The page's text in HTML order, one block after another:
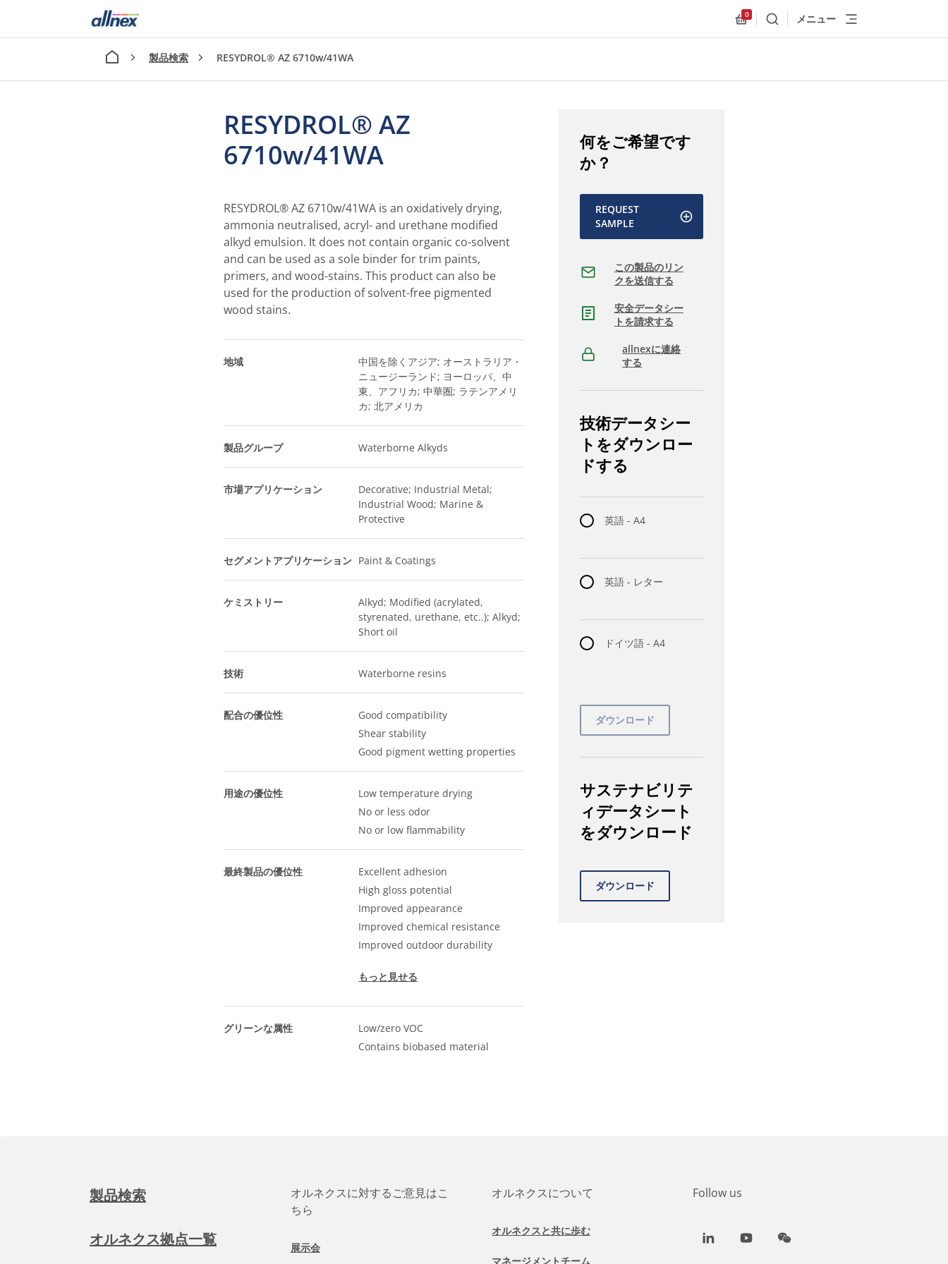
Allnex.GeneralResources.Cart
0
検索 メニュー
製品検索 RESYDROL® AZ 6710w/41WA
RESYDROL® AZ
6710w/41WA
RESYDROL® AZ 6710w/41WA is an oxidatively drying,
ammonia neutralised, acryl- and urethane modified
alkyd emulsion. It does not contain organic co-solvent
and can be used as a sole binder for trim paints,
primers, and wood-stains. This product can also be
used for the production of solvent-free pigmented
wood stains.
地域
中国を除くアジア; オーストラリア・
ニュージーランド; ヨーロッパ、中
東、アフリカ; 中華圏; ラテンアメリ
カ; 北アメリカ
製品グループ Waterborne Alkyds
市場アプリケーション
Decorative; Industrial Metal;
Industrial Wood; Marine &
Protective
セグメントアプリケーション Paint & Coatings
ケミストリー
Alkyd; Modified (acrylated,
styrenated, urethane, etc..); Alkyd;
Short oil
技術 Waterborne resins
配合の優位性
Good compatibility
Shear stability
Good pigment wetting properties
用途の優位性
Low temperature drying
No or less odor
No or low flammability
最終製品の優位性
Excellent adhesion
High gloss potential
Improved appearance
Improved chemical resistance
Improved outdoor durability
もっと見せる
グリーンな属性
Low/zero VOC
Contains biobased material
何をご希望です
か？
REQUEST
SAMPLE
この製品のリン
クを送信する
安全データシー
トを請求する
allnexに連絡
する
技術データシー
トをダウンロー
ドする
英語 - A4
英語 - レター
ドイツ語 - A4
サステナビリテ
ィデータシート
をダウンロード
製品検索
オルネクス拠点一覧
オルネクスに対するご意見はこ
ちら
展示会
オルネクスについて
オルネクスと共に歩む
マネージメントチーム
Follow us
LinkedInYoutubeWeChat